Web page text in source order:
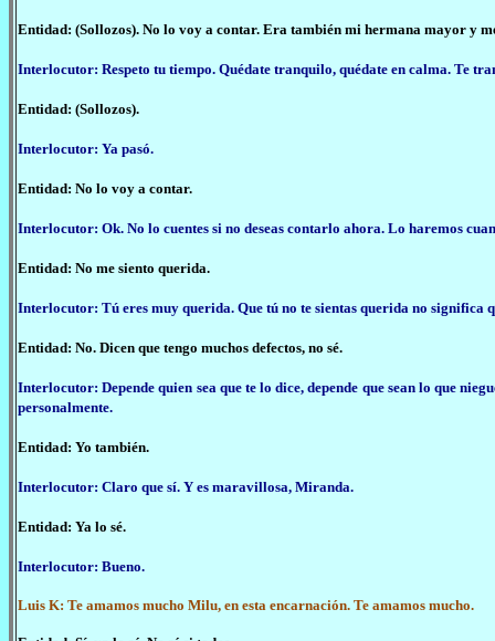
Entidad: (Sollozos). No lo voy a contar. Era también mi hermana mayor y
Interlocutor: Respeto tu tiempo. Quédate tranquilo, quédate en calma. Te
Entidad: (Sollozos).
Interlocutor: Ya pasó.
Entidad: No lo voy a contar.
Interlocutor: Ok. No lo cuentes si no deseas contarlo ahora. Lo haremos
Entidad: No me siento querida.
Interlocutor: Tú eres muy querida. Que tú no te sientas querida no significa
Entidad: No. Dicen que tengo muchos defectos, no sé.
Interlocutor: Depende quien sea que te lo dice, depende que sean lo que
personalmente.
Entidad: Yo también.
Interlocutor: Claro que sí. Y es maravillosa, Miranda.
Entidad: Ya lo sé.
Interlocutor: Bueno.
Luis K: Te amamos mucho Milu, en esta encarnación. Te amamos mucho.